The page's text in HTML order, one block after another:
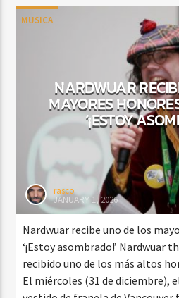
MUSICA
NARDWUAR
MAYORES
‘¡ESTOY
rasco
JANUARY 1, 2026
Nardwuar recibe uno de los
‘¡Estoy asombrado!’ Nardwuar
recibido uno de los más altos
El miércoles (31 de diciembre),